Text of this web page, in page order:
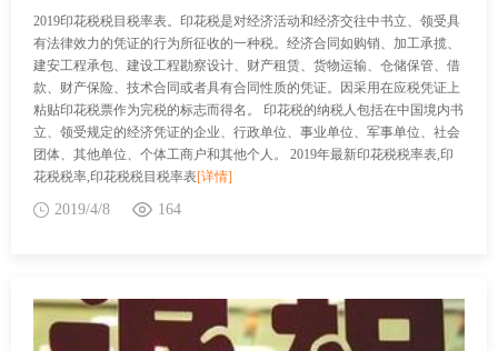
2019印花税税目税率表。印花税是对经济活动和经济交往中书立、领受具
有法律效力的凭证的行为所征收的一种税。经济合同如购销、加工承揽、
建安工程承包、建设工程勘察设计、财产租赁、货物运输、仓储保管、借
款、财产保险、技术合同或者具有合同性质的凭证。因采用在应税凭证上
粘贴印花税票作为完税的标志而得名。 印花税的纳税人包括在中国境内书
立、领受规定的经济凭证的企业、行政单位、事业单位、军事单位、社会
团体、其他单位、个体工商户和其他个人。 2019年最新印花税税率表,印
花税税率,印花税税目税率表[详情]
2019/4/8 164